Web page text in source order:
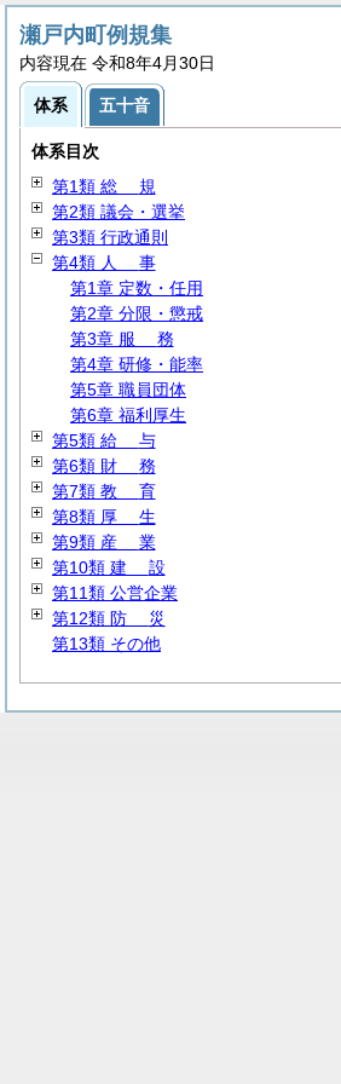
瀬戸内町例規集
内容現在 令和8年4月30日
体系 五十音
体系目次
第1類 総 規
第2類 議会・選挙
第3類 行政通則
第4類 人 事
第1章 定数・任用
第2章 分限・懲戒
第3章 服 務
第4章 研修・能率
第5章 職員団体
第6章 福利厚生
第5類 給 与
第6類 財 務
第7類 教 育
第8類 厚 生
第9類 産 業
第10類 建 設
第11類 公営企業
第12類 防 災
第13類 その他